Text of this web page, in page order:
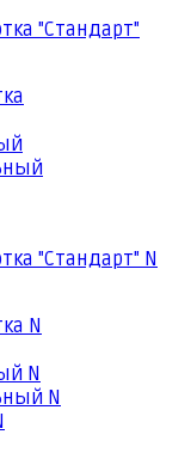
"Стандарт"
"Стандарт" N
N
N
N